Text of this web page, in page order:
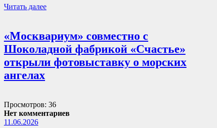
Читать далее
«Москвариум» совместно с
Шоколадной фабрикой «Счастье»
открыли фотовыставку о морских
ангелах
Просмотров: 36
Нет комментариев
11.06.2026